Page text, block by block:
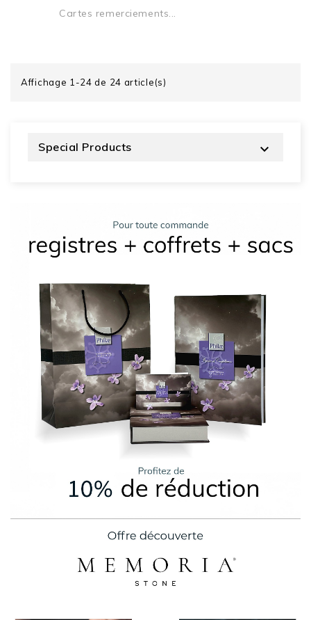
Cartes remerciements...
Affichage 1-24 de 24 article(s)
Special Products 